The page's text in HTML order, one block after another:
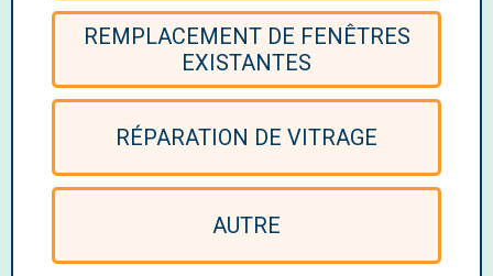
REMPLACEMENT DE FENÊTRES
EXISTANTES
RÉPARATION DE VITRAGE
AUTRE